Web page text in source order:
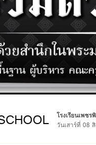
โรงเรียนเพช
วันเสาร์ที่ 08